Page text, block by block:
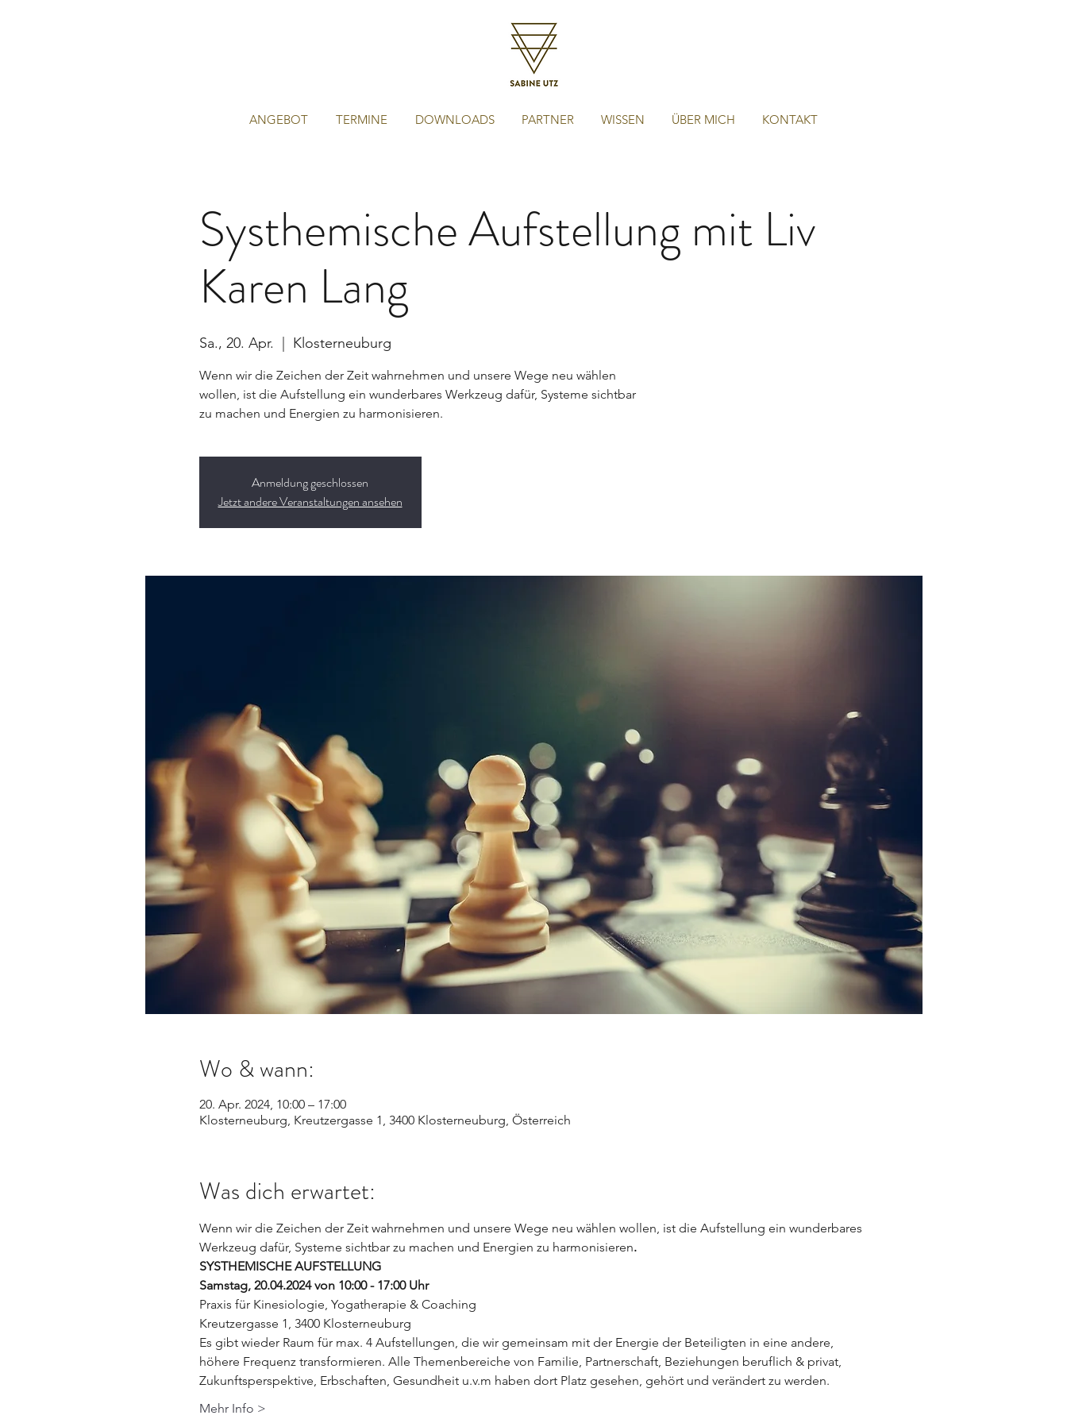
ANGEBOT TERMINE DOWNLOADS PARTNER WISSEN ÜBER MICH KONTAKT
Systhemische Aufstellung mit Liv
Karen Lang
Sa., 20. Apr. Klosterneuburg
Wenn wir die Zeichen der Zeit wahrnehmen und unsere Wege neu wählen
wollen, ist die Aufstellung ein wunderbares Werkzeug dafür, Systeme sichtbar
zu machen und Energien zu harmonisieren.
Anmeldung geschlossen
Jetzt andere Veranstaltungen ansehen
Wo & wann:
20. Apr. 2024, 10:00 – 17:00
Klosterneuburg, Kreutzergasse 1, 3400 Klosterneuburg, Österreich
Was dich erwartet:
Wenn wir die Zeichen der Zeit wahrnehmen und unsere Wege neu wählen wollen, ist die Aufstellung ein wunderbares
Werkzeug dafür, Systeme sichtbar zu machen und Energien zu harmonisieren.
SYSTHEMISCHE AUFSTELLUNG
Samstag, 20.04.2024 von 10:00 - 17:00 Uhr
Praxis für Kinesiologie, Yogatherapie & Coaching
Kreutzergasse 1, 3400 Klosterneuburg
Es gibt wieder Raum für max. 4 Aufstellungen, die wir gemeinsam mit der Energie der Beteiligten in eine andere,
höhere Frequenz transformieren. Alle Themenbereiche von Familie, Partnerschaft, Beziehungen beruflich & privat,
Zukunftsperspektive, Erbschaften, Gesundheit u.v.m haben dort Platz gesehen, gehört und verändert zu werden.
Mehr Info >